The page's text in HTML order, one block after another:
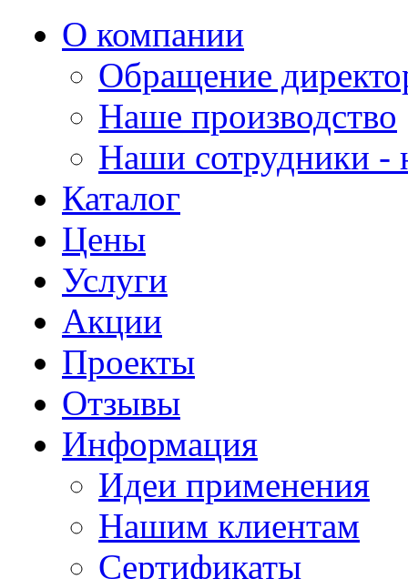
О компании
Обращение
Наше производство
Наши сотрудники -
Каталог
Цены
Услуги
Акции
Проекты
Отзывы
Информация
Идеи применения
Нашим клиентам
Сертификаты